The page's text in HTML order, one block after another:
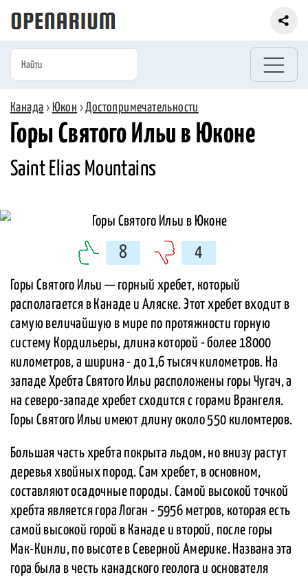
Канада › Юкон ›Достопримечательности
Горы Святого Ильи в Юконе
Saint Elias Mountains
8 4
Горы Святого Ильи — горный хребет, который
располагается в Канаде и Аляске. Этот хребет входит в
самую величайшую в мире по протяжности горную
систему Кордильеры, длина которой - более 18000
километров, а ширина - до 1,6 тысяч километров. На
западе Хребта Святого Ильи расположены горы Чугач, а
на северо-западе хребет сходится с горами Врангеля.
Горы Святого Ильи имеют длину около 550 киломтеров.
Большая часть хребта покрыта льдом, но внизу растут
деревья хвойных пород. Сам хребет, в основном,
составляют осадочные породы. Самой высокой точкой
хребта является гора Логан - 5956 метров, которая есть
самой высокой горой в Канаде и второй, после горы
Мак-Кинли, по высоте в Северной Америке. Названа эта
гора была в честь канадского геолога и основателя